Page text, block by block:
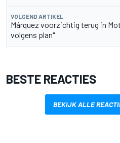
VOLGEND ARTIKEL
Márquez voorzichtig terug in
volgens plan"
BESTE REACTIES
BEKIJK ALLE